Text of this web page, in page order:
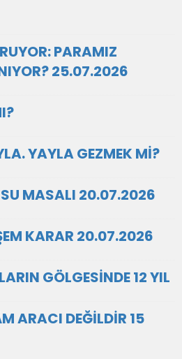
PARAMIZ
25.07.2026
YAYLA GEZMEK Mİ?
MASALI 20.07.2026
KARAR 20.07.2026
GÖLGESİNDE 12 YIL
ARACI DEĞİLDİR 15